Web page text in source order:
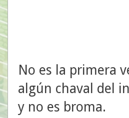
No es la primera
algún chaval del
y no es broma.